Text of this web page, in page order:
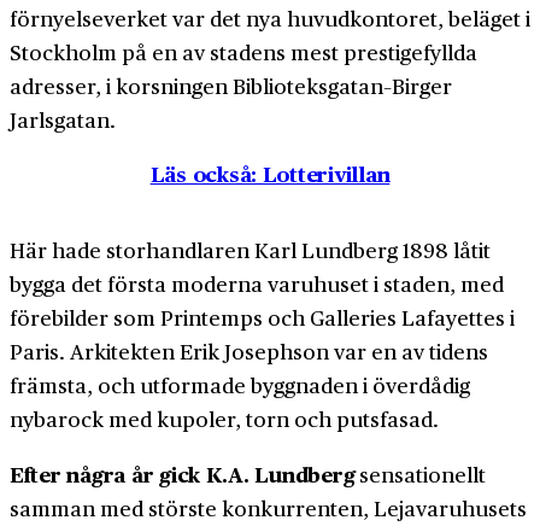
förnyelseverket var det nya huvudkontoret, beläget i
Stockholm på en av stadens mest prestigefyllda
adresser, i korsningen Biblioteksgatan–Birger
Jarlsgatan.
Läs också: Lotterivillan
Här hade storhandlaren Karl Lundberg 1898 låtit
bygga det första moderna varuhuset i staden, med
förebilder som Printemps och Galleries Lafayettes i
Paris. Arkitekten Erik Josephson var en av tidens
främsta, och utformade byggnaden i överdådig
nybarock med kupoler, torn och putsfasad.
Efter några år gick K.A. Lundbergsensationellt
samman med störste konkurrenten, Lejavaruhusets